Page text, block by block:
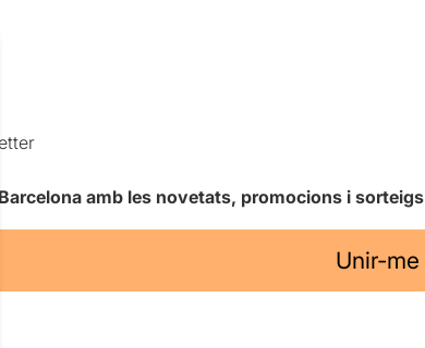
amb les novetats, promocions i sorteigs
Unir-me